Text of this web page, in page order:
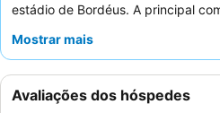
estádio de Bordéus. A principal
petanca e matraquilhos, perfeita
receção
e o buffet de pequeno-
abundante. Para uma estadia mais
Mostrar mais
Avaliações dos hóspedes